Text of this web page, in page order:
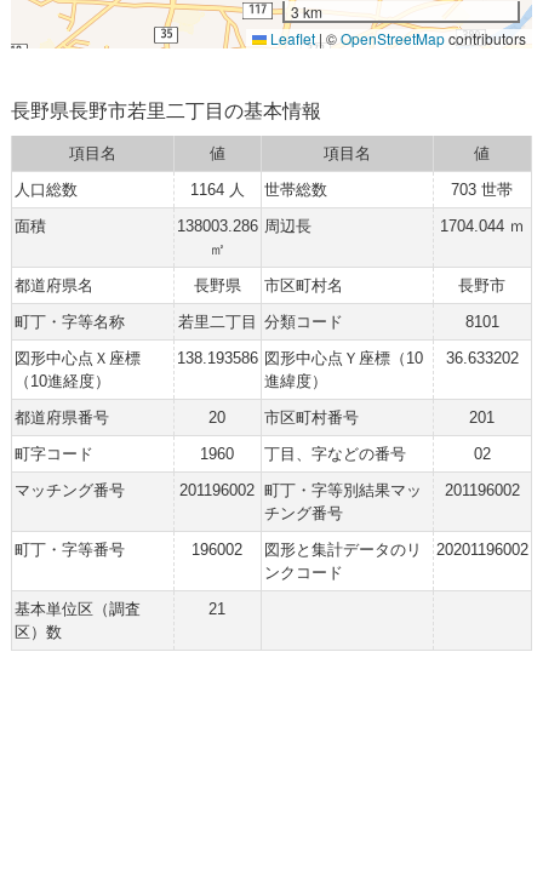
3 km
Leaflet | ©OpenStreetMapcontributors
長野県長野市若里二丁目の基本情報
項目名 値 項目名
値
人口総数
1164 人 世帯総数
703 世帯
面積
138003.286
㎡
周辺長 1704.044 ｍ
都道府県名 長野県 市区町村名
長野市
町丁・字等名称
若里二丁目 分類コード
8101
図形中心点Ｘ座標
（10進経度）
138.193586 図形中心点Ｙ座標（10
進緯度）
36.633202
都道府県番号 20 市区町村番号
201
町字コード
1960 丁目、字などの番号
02
マッチング番号
201196002 町丁・字等別結果マッ
チング番号
201196002
町丁・字等番号 196002
図形と集計データのリ
ンクコード
20201196002
基本単位区（調査
区）数
21